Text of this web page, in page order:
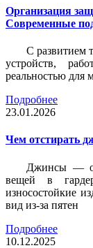
Организация
Современные
С развитием
устройств,
реальностью для
Подробнее
23.01.2026
Чем отстирать
Джинсы —
вещей в
износостойкие
вид из-за пятен
Подробнее
10.12.2025